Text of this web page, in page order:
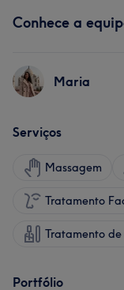
Conhece a
Maria
Serviços
Massagem
Tratamento
Tratamento de
Portfólio